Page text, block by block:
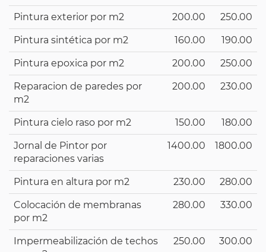
Pintura exterior por m2 200.00 250.00
Pintura sintética por m2 160.00 190.00
Pintura epoxica por m2 200.00 250.00
Reparacion de paredes por
m2
200.00 230.00
Pintura cielo raso por m2 150.00 180.00
Jornal de Pintor por
reparaciones varias
1400.00 1800.00
Pintura en altura por m2 230.00 280.00
Colocación de membranas
por m2
280.00 330.00
Impermeabilización de techos
250.00 300.00